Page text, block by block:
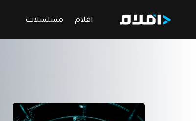
افلام مسلسلات